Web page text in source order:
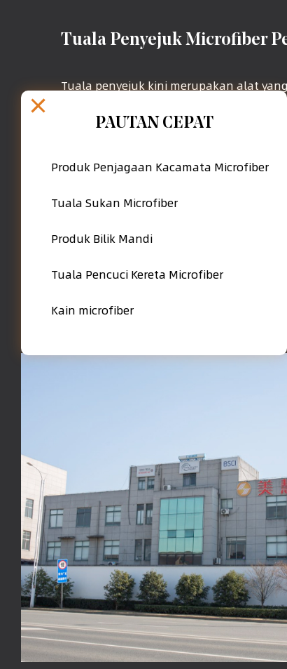
Tuala Penyejuk Microfiber
Tuala penyejuk kini merupakan alat
tuala sukan yang berfungsi untuk
dan kecergasan. Saiz biasa tuala
PAUTAN CEPAT
Produk Penjagaan Kacamata Microfiber
Tuala Sukan Microfiber
Produk Bilik Mandi
Tuala Pencuci Kereta Microfiber
Kain microfiber